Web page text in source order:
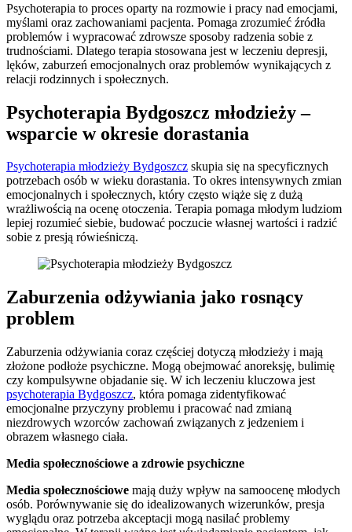
Psychoterapia to proces oparty na rozmowie i pracy nad emocjami,
myślami oraz zachowaniami pacjenta. Pomaga zrozumieć źródła
problemów i wypracować zdrowsze sposoby radzenia sobie z
trudnościami. Dlatego terapia stosowana jest w leczeniu depresji,
lęków, zaburzeń emocjonalnych oraz problemów wynikających z
relacji rodzinnych i społecznych.
Psychoterapia Bydgoszcz młodzieży –
wsparcie w okresie dorastania
Psychoterapia młodzieży Bydgoszcz skupia się na specyficznych
potrzebach osób w wieku dorastania. To okres intensywnych zmian
emocjonalnych i społecznych, który często wiąże się z dużą
wrażliwością na ocenę otoczenia. Terapia pomaga młodym ludziom
lepiej rozumieć siebie, budować poczucie własnej wartości i radzić
sobie z presją rówieśniczą.
Zaburzenia odżywiania jako rosnący
problem
Zaburzenia odżywiania coraz częściej dotyczą młodzieży i mają
złożone podłoże psychiczne. Mogą obejmować anoreksję, bulimię
czy kompulsywne objadanie się. W ich leczeniu kluczowa jest
psychoterapia Bydgoszcz, która pomaga zidentyfikować
emocjonalne przyczyny problemu i pracować nad zmianą
niezdrowych wzorców zachowań związanych z jedzeniem i
obrazem własnego ciała.
Media społecznościowe a zdrowie psychiczne
Media społecznościowe mają duży wpływ na samoocenę młodych
osób. Porównywanie się do idealizowanych wizerunków, presja
wyglądu oraz potrzeba akceptacji mogą nasilać problemy